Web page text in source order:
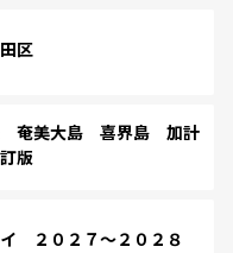
区
奄美大島 喜界島 加計
版
２０２７～２０２８